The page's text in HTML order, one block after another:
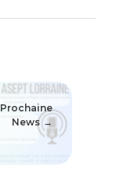
Prochaine
News